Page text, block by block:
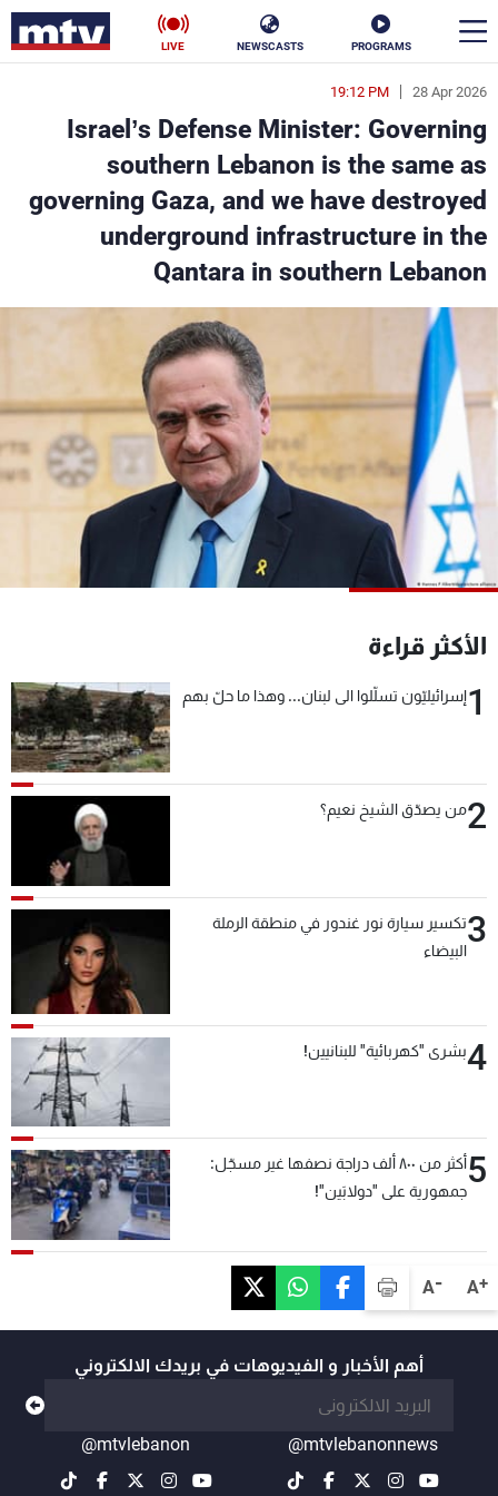
PROGRAMS
NEWSCASTS
LIVE
A+
A-
28 Apr 2026
19:12 PM
Israel’s Defense Minister: Governing
southern Lebanon is the same as
governing Gaza, and we have destroyed
underground infrastructure in the
Qantara in southern Lebanon
الأكثر قراءة
1إسرائيليّون تسلّلوا الى لبنان... وهذا ما حلّ بهم
2من يصدّق الشيخ نعيم؟
3تكسير سيارة نور غندور في منطقة الرملة
البيضاء
4بشرى "كهربائية" للبنانيين!
5
أكثر من ٨٠٠ ألف دراجة نصفها غير مسجّل:
جمهورية على "دولابَين"!
أهم الأخبار و الفيديوهات في بريدك الالكتروني
@mtvlebanonnews
@mtvlebanon
en
الأخبار
سياسة ناس
منوعات رياضة
كأس العالم
البرامج
جدول البرامج
شاهد البرامج
الترددات
الإنـتـاج
سياسة الخصوصية